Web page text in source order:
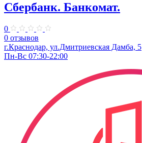
Сбербанк. Банкомат.
0
0 отзывов
г.Краснодар, ул.Дмитриевская Дамба, 5
Пн-Вс 07:30-22:00